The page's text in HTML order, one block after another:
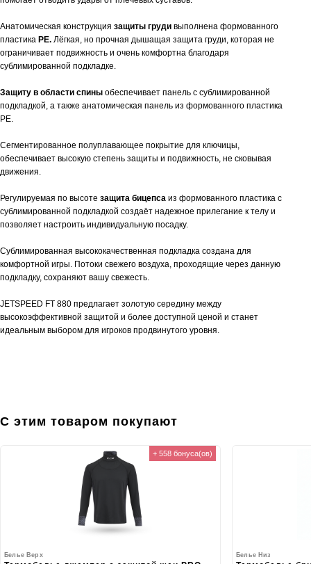
Анатомическая конструкция защиты груди выполнена формованного
пластика PE. Лёгкая, но прочная дышащая защита груди, которая не
ограничивает подвижность и очень комфортна благодаря
сублимированной подкладке.
Защиту в области спины обеспечивает панель с сублимированной
подкладкой, а также анатомическая панель из формованного пластика
PE.
Сегментированное полуплавающее покрытие для ключицы,
обеспечивает высокую степень защиты и подвижность, не сковывая
движения.
Регулируемая по высоте защита бицепса из формованного пластика с
сублимированной подкладкой создаёт надежное прилегание к телу и
позволяет настроить индивидуальную посадку.
Сублимированная высококачественная подкладка создана для
комфортной игры. Потоки свежего воздуха, проходящие через данную
подкладку, сохраняют вашу свежесть.
JETSPEED FT 880 предлагает золотую середину между
высокоэффективной защитой и более доступной ценой и станет
идеальным выбором для игроков продвинутого уровня.
С этим товаром покупают
+ 558 бонуса(ов)
Белье Верх Белье Низ